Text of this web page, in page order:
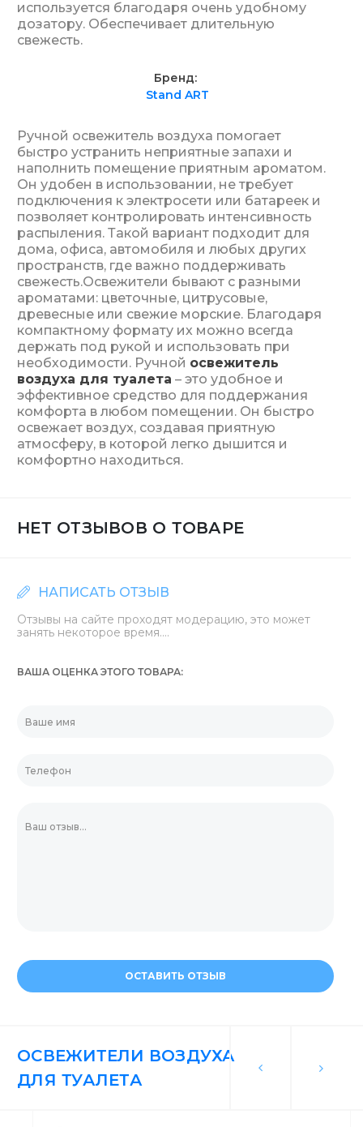
используется благодаря очень удобному
дозатору. Обеспечивает длительную
свежесть.
Бренд
Stand ART
Ручной освежитель воздуха помогает
быстро устранить неприятные запахи и
наполнить помещение приятным ароматом.
Он удобен в использовании, не требует
подключения к электросети или батареек и
позволяет контролировать интенсивность
распыления. Такой вариант подходит для
дома, офиса, автомобиля и любых других
пространств, где важно поддерживать
свежесть.Освежители бывают с разными
ароматами: цветочные, цитрусовые,
древесные или свежие морские. Благодаря
компактному формату их можно всегда
держать под рукой и использовать при
необходимости. Ручной освежитель
воздуха для туалета – это удобное и
эффективное средство для поддержания
комфорта в любом помещении. Он быстро
освежает воздух, создавая приятную
атмосферу, в которой легко дышится и
комфортно находиться.
НЕТ ОТЗЫВОВ О ТОВАРЕ
НАПИСАТЬ ОТЗЫВ
Отзывы на сайте проходят модерацию, это может
занять некоторое время....
ВАША ОЦЕНКА ЭТОГО ТОВАРА
ОСТАВИТЬ ОТЗЫВ
ОСВЕЖИТЕЛИ ВОЗДУХА
ДЛЯ ТУАЛЕТА